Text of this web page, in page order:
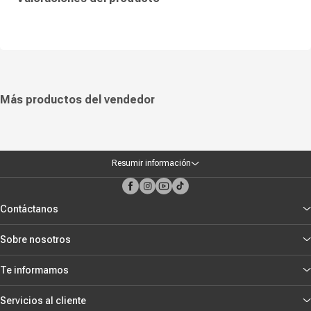
Más productos del vendedor
Resumir información
Contáctanos
Sobre nosotros
Te informamos
Servicios al cliente